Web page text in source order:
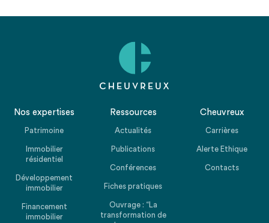
Nos expertises
Patrimoine
Immobilier
résidentiel
Développement
immobilier
Financement
immobilier
Ressources
Actualités
Publications
Conférences
Fiches pratiques
Ouvrage : “La
transformation de
Cheuvreux
Carrières
Alerte Ethique
Contacts